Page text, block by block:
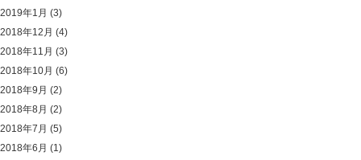
2019年1月 (3)
2018年12月 (4)
2018年11月 (3)
2018年10月 (6)
2018年9月 (2)
2018年8月 (2)
2018年7月 (5)
2018年6月 (1)